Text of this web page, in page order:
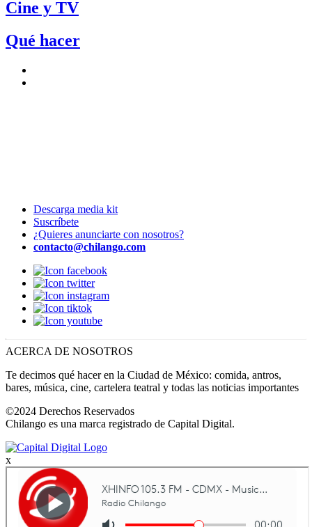
Cine y TV
Qué hacer
Descarga media kit
Suscríbete
¿Quieres anunciarte con nosotros?
contacto@chilango.com
ACERCA DE NOSOTROS
Te decimos qué hacer en la Ciudad de México: comida, antros,
bares, música, cine, cartelera teatral y todas las noticias importantes
©2024 Derechos Reservados
Chilango es una marca registrado de Capital Digital.
x